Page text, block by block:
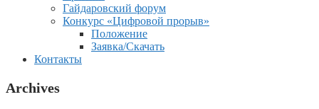
Гайдаровский форум
Конкурс «Цифровой прорыв»
Положение
Заявка/Скачать
Контакты
Archives